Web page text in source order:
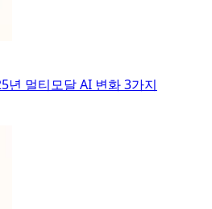
년 멀티모달 AI 변화 3가지